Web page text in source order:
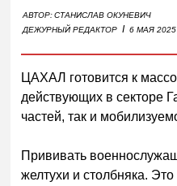
АВТОР:СТАНИСЛАВ ОКУНЕВИЧ
ДЕЖУРНЫЙ РЕДАКТОР I 6 МАЯ 2025
ЦАХАЛ готовится к
действующих в секторе
частей, так и
Прививать
желтухи и столбняка.